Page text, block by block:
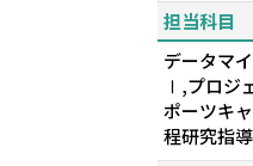
担当科目
データマ
Ⅰ,プロジ
ポーツキ
程研究指